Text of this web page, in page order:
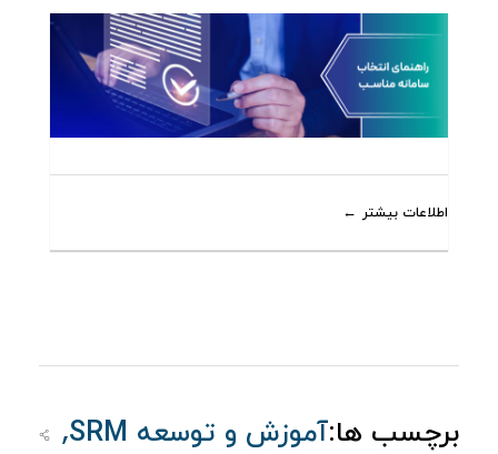
اطلاعات بیشتر
برچسب ها:آموزش و توسعه SRM ,